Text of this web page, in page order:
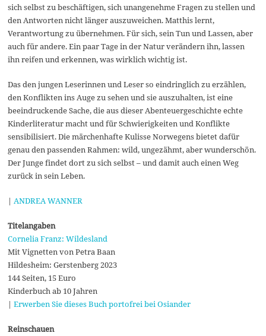
sich selbst zu beschäftigen, sich unangenehme Fragen zu stellen und
den Antworten nicht länger auszuweichen. Matthis lernt,
Verantwortung zu übernehmen. Für sich, sein Tun und Lassen, aber
auch für andere. Ein paar Tage in der Natur verändern ihn, lassen
ihn reifen und erkennen, was wirklich wichtig ist.
Das den jungen Leserinnen und Leser so eindringlich zu erzählen,
den Konflikten ins Auge zu sehen und sie auszuhalten, ist eine
beeindruckende Sache, die aus dieser Abenteuergeschichte echte
Kinderliteratur macht und für Schwierigkeiten und Konflikte
sensibilisiert. Die märchenhafte Kulisse Norwegens bietet dafür
genau den passenden Rahmen: wild, ungezähmt, aber wunderschön.
Der Junge findet dort zu sich selbst – und damit auch einen Weg
zurück in sein Leben.
| ANDREA WANNER
Titelangaben
Cornelia Franz: Wildesland
Mit Vignetten von Petra Baan
Hildesheim: Gerstenberg 2023
144 Seiten, 15 Euro
Kinderbuch ab 10 Jahren
|Erwerben Sie dieses Buch portofrei bei Osiander
Reinschauen